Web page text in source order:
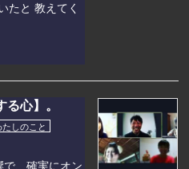
たと 教えてく
心】。
たしのこと
、確実にオン